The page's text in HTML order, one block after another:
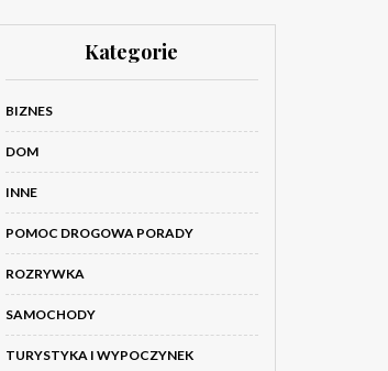
Kategorie
BIZNES
DOM
INNE
POMOC DROGOWA PORADY
ROZRYWKA
SAMOCHODY
TURYSTYKA I WYPOCZYNEK